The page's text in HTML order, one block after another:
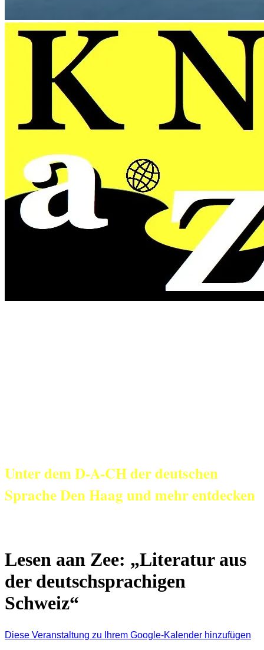
Unter dem D-A-CH der deutschen
Sprache Den Haag und mehr entdecken
Lesen aan Zee: „Literatur aus
der deutschsprachigen
Schweiz“
Diese Veranstaltung zu Ihrem Google-Kalender hinzufügen